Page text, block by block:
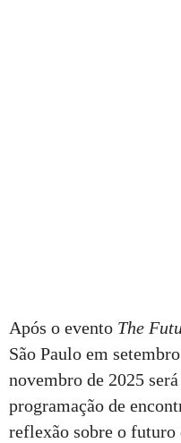
Após o evento The
São Paulo em
novembro de 2025
programação de
reflexão sobre o